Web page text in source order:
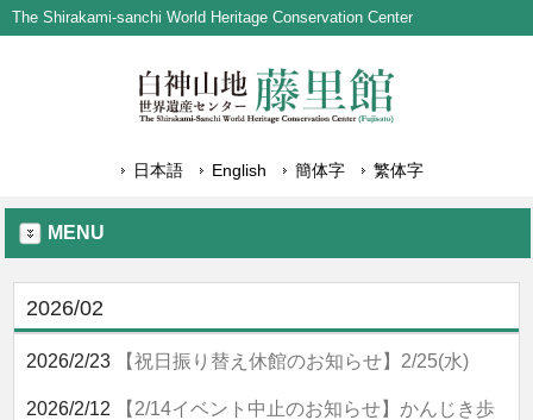
The Shirakami-sanchi World Heritage Conservation Center
日本語 English 簡体字 繁体字
MENU
2026/02
2026/2/23 【祝日振り替え休館のお知らせ】2/25(水)
2026/2/12
【2/14イベント中止のお知らせ】かんじき歩